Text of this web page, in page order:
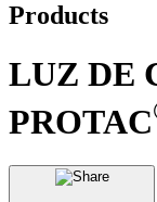
Products
LUZ DE
PROTAC